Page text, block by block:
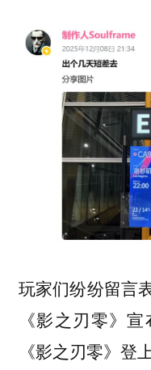
玩家们纷纷留言
《影之刃零》
《影之刃零》登